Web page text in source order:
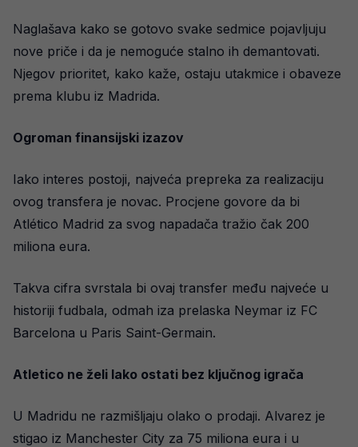
Naglašava kako se gotovo svake sedmice pojavljuju
nove priče i da je nemoguće stalno ih demantovati.
Njegov prioritet, kako kaže, ostaju utakmice i obaveze
prema klubu iz Madrida.
Ogroman finansijski izazov
Iako interes postoji, najveća prepreka za realizaciju
ovog transfera je novac. Procjene govore da bi
Atlético Madrid za svog napadača tražio čak 200
miliona eura.
Takva cifra svrstala bi ovaj transfer među najveće u
historiji fudbala, odmah iza prelaska Neymar iz FC
Barcelona u Paris Saint-Germain.
Atletico ne želi lako ostati bez ključnog igrača
U Madridu ne razmišljaju olako o prodaji. Alvarez je
stigao iz Manchester City za 75 miliona eura i u